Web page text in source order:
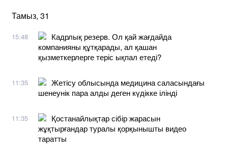
Тамыз, 31
15:48
Кадрлық резерв. Ол қай жағдайда
компанияны құтқарады, ал қашан
қызметкерлерге теріс ықпал етеді?
11:35
Жетісу облысында медицина саласындағы
шенеунік пара алды деген күдікке ілінді
11:35
Қостанайлықтар сібір жарасын
жұқтырғандар туралы қорқынышты видео
таратты